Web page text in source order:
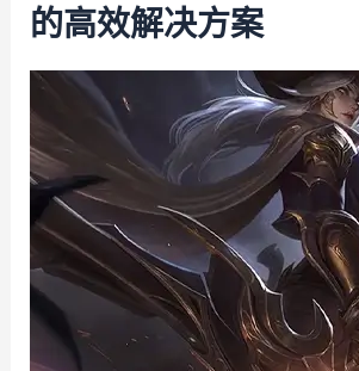
的高效解决方案